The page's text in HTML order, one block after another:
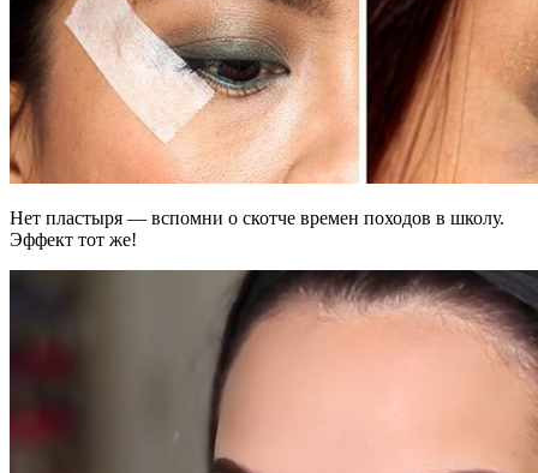
Нет пластыря — вспомни о скотче времен походов в школу.
Эффект тот же!